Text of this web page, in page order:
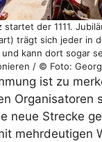
der 1111.
trägt sich jeder in
kann dort sogar
/ © Foto:
ist zu
Organisatoren
neue Strecke
mehrdeutigen